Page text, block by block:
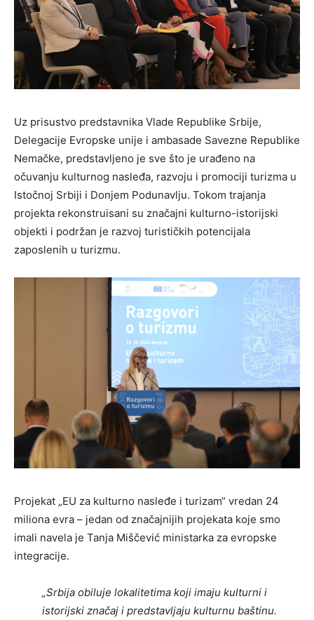
Uz prisustvo predstavnika Vlade Republike Srbije,
Delegacije Evropske unije i ambasade Savezne Republike
Nemačke, predstavljeno je sve što je urađeno na
očuvanju kulturnog nasleđa, razvoju i promociji turizma u
Istočnoj Srbiji i Donjem Podunavlju. Tokom trajanja
projekta rekonstruisani su značajni kulturno-istorijski
objekti i podržan je razvoj turističkih potencijala
zaposlenih u turizmu.
Projekat „EU za kulturno nasleđe i turizam“ vredan 24
miliona evra – jedan od značajnijih projekata koje smo
imali navela je Tanja Miščević ministarka za evropske
integracije.
„Srbija obiluje lokalitetima koji imaju kulturni i
istorijski značaj i predstavljaju kulturnu baštinu.